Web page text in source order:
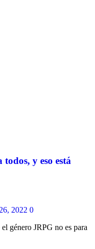
y eso está
2022 0
género JRPG no es para